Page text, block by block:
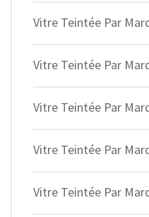
Vitre Teintée Par
Vitre Teintée Par
Vitre Teintée Par
Vitre Teintée Par
Vitre Teintée Par